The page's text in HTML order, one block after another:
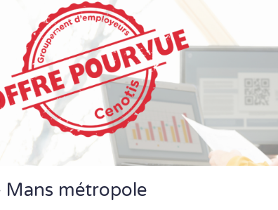
Mans métropole